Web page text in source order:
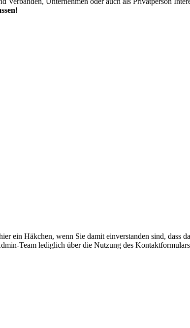
ein Häkchen, wenn Sie damit einverstanden sind, dass
Team lediglich über die Nutzung des